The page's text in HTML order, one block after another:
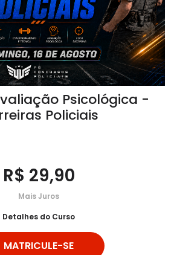
Psicológica -
Policiais
R$ 29,90
Mais Juros
Detalhes do Curso
MATRICULE-SE